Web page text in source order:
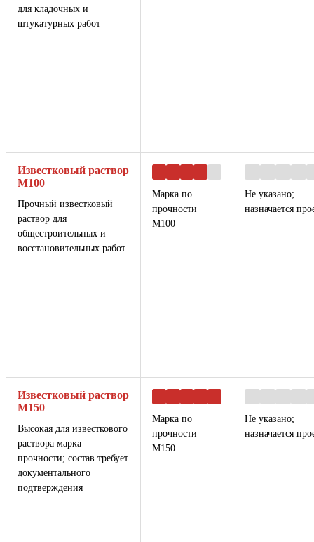
для кладочных и
штукатурных работ
Известковый раствор
М100
Прочный известковый
раствор для
общестроительных и
восстановительных работ
Марка по
прочности
М100
Не указано;
назначается
Известковый раствор
М150
Высокая для известкового
раствора марка
прочности; состав требует
документального
подтверждения
Марка по
прочности
М150
Не указано;
назначается